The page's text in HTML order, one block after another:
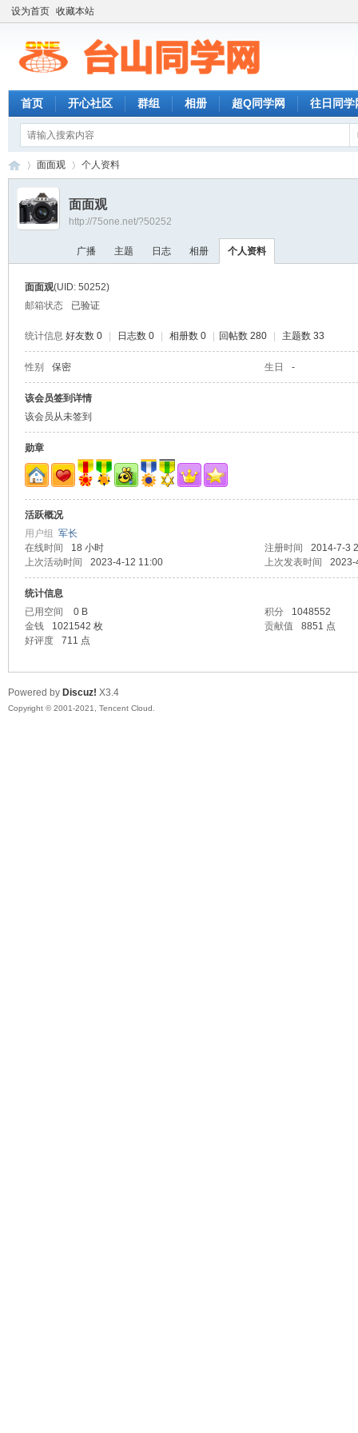
设为首页 收藏本站
首页 开心社区 群组 相册 超Q同学网 往日同学
学
›
面面观 个人资料
面面观
http://75one.net/?50252
广播 主题 日志 相册 个人资料
面面观(UID: 50252)
邮箱状态
已验证
统计信息 好友数 0 日志数 0 相册数 0 回帖数 280 主题数 33
性别 保密 生日 -
该会员签到详情
该会员从未签到
勋章
活跃概况
用户组 军长
在线时间
18 小时 注册时间
2014-7-3
上次活动时间
2023-4-12 11:00 上次发表时间 2023-
统计信息
已用空间
0 B 积分
1048552
金钱
1021542 枚 贡献值
8851 点
好评度
711 点
Powered by Discuz! X3.4
Copyright © 2001-2021, Tencent Cloud.